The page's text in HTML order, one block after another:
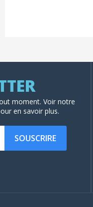
moment. Voirnotre
en savoir plus.
SOUSCRIRE